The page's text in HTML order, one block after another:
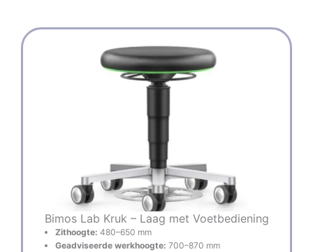
Bimos Lab Kruk – Laag met Voetbediening
Zithoogte: 480–650 mm
Geadviseerde werkhoogte: 700–870 mm